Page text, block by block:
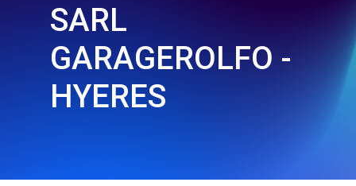
SARL
GARAGEROLFO -
HYERES